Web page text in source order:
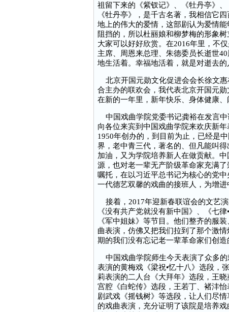
祖留下来的《紫钗记》、《牡丹亭》
《牡丹亭》，是千古名著，我相信它
地上的伟大的爱情，这部剧认为爱情
阻挡的，所以杜丽娘和柳梦梅的形象
大家可以好好欣赏。在2016年里，不
主席、周恩来总理、朱德委员长逝世
地生活着。幸福地活着，就是对逝去的
北京开国元勋文化促进会会长徐文惠
合主办的联欢会，我代表北京开国元
在新的一年里，新年快乐、身体健康、
中国戏曲学院党委书记龚裕在发言中
向各位来宾到中国戏曲学院来欢庆新
1950年创办的，到目前为止，已经是
界，老中青三代，著名的、但凡能叫
加油，又为学院培养新人在做贡献。
源，也对老一辈无产阶级革命家充满
嘱托，在以习近平总书记为核心的党
一代德艺双馨的戏曲的接班人，为增进
接着，2017年迎新春联谊会的文艺
《没有共产党就没有新中国》、《七
《军中姐妹》等节目。他们整齐的服
曲表演，仿佛又把我们拉到了那个激
期的我们没有忘记老一辈革命家们创造
中国戏曲学院师生今天表演了众多的
表演的黄梅戏《梁祝•忆十八》选段，
莉表演的二人台《大拜年》选段，王
宫腔《白蛇传》选段，王若丁、褚沣
剧武戏《摇钱树》等选段，让人们尽
的戏曲表演，充分证明了该院是培养